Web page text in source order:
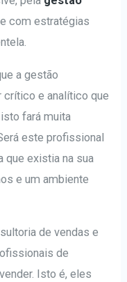
com estratégias
a gestão
e analítico que
fará muita
este profissional
que existia na sua
e um ambiente
de vendas e
de
Isto é, eles